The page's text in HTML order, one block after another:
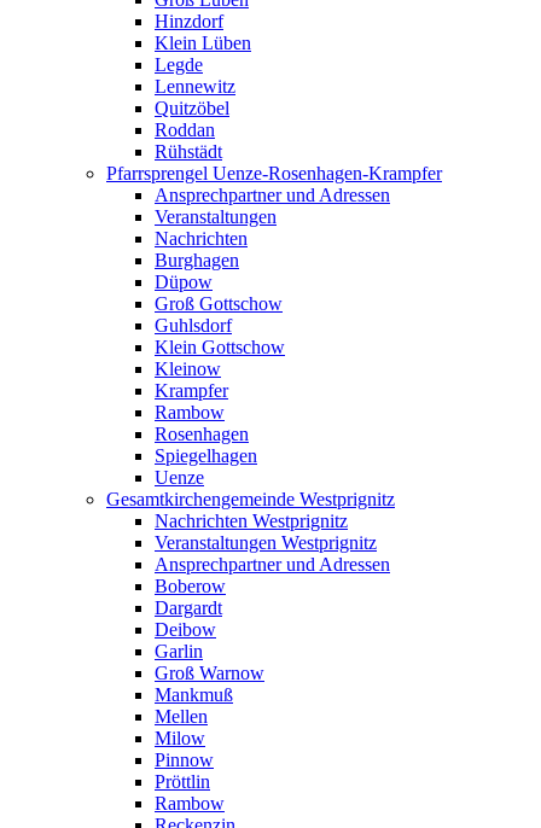
Hinzdorf
Klein Lüben
Legde
Lennewitz
Quitzöbel
Roddan
Rühstädt
Pfarrsprengel Uenze-Rosenhagen-Krampfer
Ansprechpartner und Adressen
Veranstaltungen
Nachrichten
Burghagen
Düpow
Groß Gottschow
Guhlsdorf
Klein Gottschow
Kleinow
Krampfer
Rambow
Rosenhagen
Spiegelhagen
Uenze
Gesamtkirchengemeinde Westprignitz
Nachrichten Westprignitz
Veranstaltungen Westprignitz
Ansprechpartner und Adressen
Boberow
Dargardt
Deibow
Garlin
Groß Warnow
Mankmuß
Mellen
Milow
Pinnow
Pröttlin
Rambow